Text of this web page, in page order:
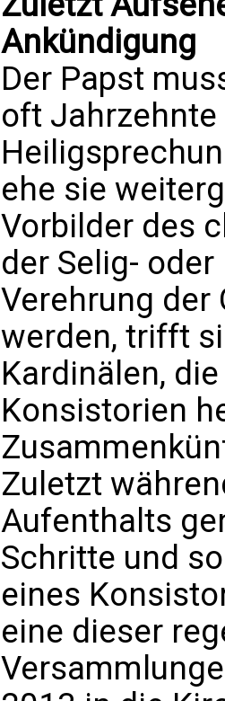
Ankündigung
Der Papst
oft Jahrzehnte
ehe sie
Vorbilder des
der Selig-
Verehrung der
werden, trifft
Kardinälen,
Konsistorien
Zuletzt
Aufenthalts
Schritte und
eines
eine dieser